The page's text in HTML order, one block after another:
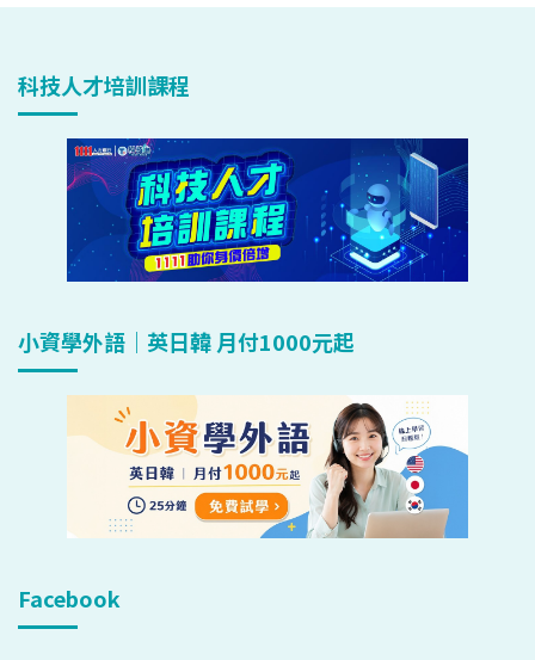
科技人才培訓課程
小資學外語｜英日韓 月付1000元起
Facebook